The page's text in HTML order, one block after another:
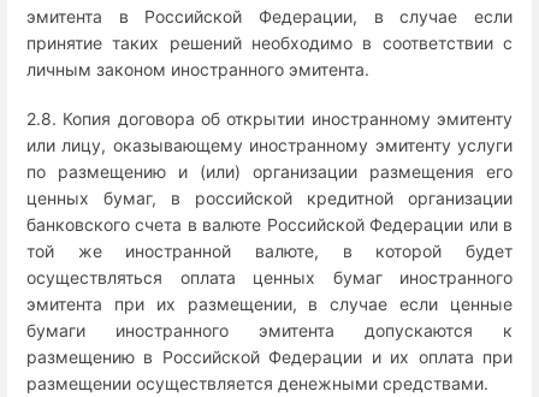
эмитента в Российской Федерации, в случае если
принятие таких решений необходимо в соответствии с
личным законом иностранного эмитента.
2.8. Копия договора об открытии иностранному эмитенту
или лицу, оказывающему иностранному эмитенту услуги
по размещению и (или) организации размещения его
ценных бумаг, в российской кредитной организации
банковского счета в валюте Российской Федерации или в
той же иностранной валюте, в которой будет
осуществляться оплата ценных бумаг иностранного
эмитента при их размещении, в случае если ценные
бумаги иностранного эмитента допускаются к
размещению в Российской Федерации и их оплата при
размещении осуществляется денежными средствами.